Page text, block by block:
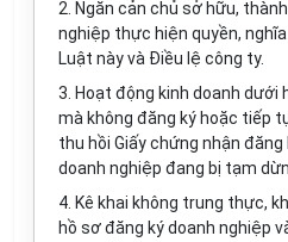
2. Ngăn cản chủ sở hữu,
nghiệp thực hiện quyền,
Luật này và Điều lệ công ty.
3. Hoạt động kinh doanh dưới
mà không đăng ký hoặc tiếp
thu hồi Giấy chứng nhận đăng
doanh nghiệp đang bị tạm
4. Kê khai không trung thực,
hồ sơđăng kýdoanh nghiệp